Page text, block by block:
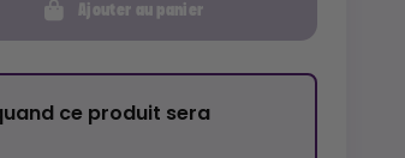
Ajouter au panier
ce produit sera